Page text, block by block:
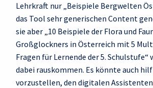
Lehrkraft nur „Beispiele Bergwelten
das Tool sehr generischen Content
sie aber „10 Beispiele der Flora und
Großglockners in Österreich mit 5
Fragen für Lernende der 5. Schulstufe“
dabei rauskommen. Es könnte auch
vorzustellen, den digitalen